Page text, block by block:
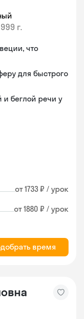
г.
что
для быстрого
и беглой речи у
от 1733 ₽ / урок
от 1880 ₽ / урок
время